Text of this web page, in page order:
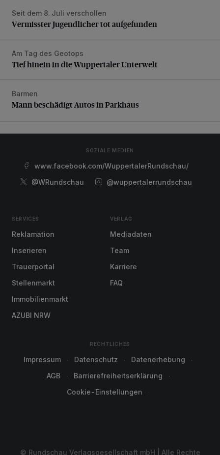
Vermisster Jugendlicher tot aufgefunden
Seit dem 8. Juli verschollen
Vermisster Jugendlicher tot aufgefunden
Tief hinein in die Wuppertaler Unterwelt
Am Tag des Geotops
Tief hinein in die Wuppertaler Unterwelt
Mann beschädigt Autos in Parkhaus
Barmen
Mann beschädigt Autos in Parkhaus
SOZIALE MEDIEN
www.facebook.com/WuppertalerRundschau/
@WRundschau
@wuppertalerrundschau
SERVICES
Reklamation
Inserieren
Trauerportal
Stellenmarkt
Immobilienmarkt
AZUBI NRW
VERLAG
Mediadaten
Team
Karriere
FAQ
RECHTLICHES
Impressum Datenschutz
Datenerhebung
AGB
Barrierefreiheitserklärung
Cookie-Einstellungen
© Rundschau Verlagsgesellschaft mbH | Alle Rechte